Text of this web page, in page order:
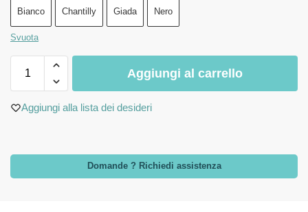
Bianco Chantilly Giada Nero
Svuota
Aggiungi al carrello
Aggiungi alla lista dei desideri
Domande ? Richiedi assistenza